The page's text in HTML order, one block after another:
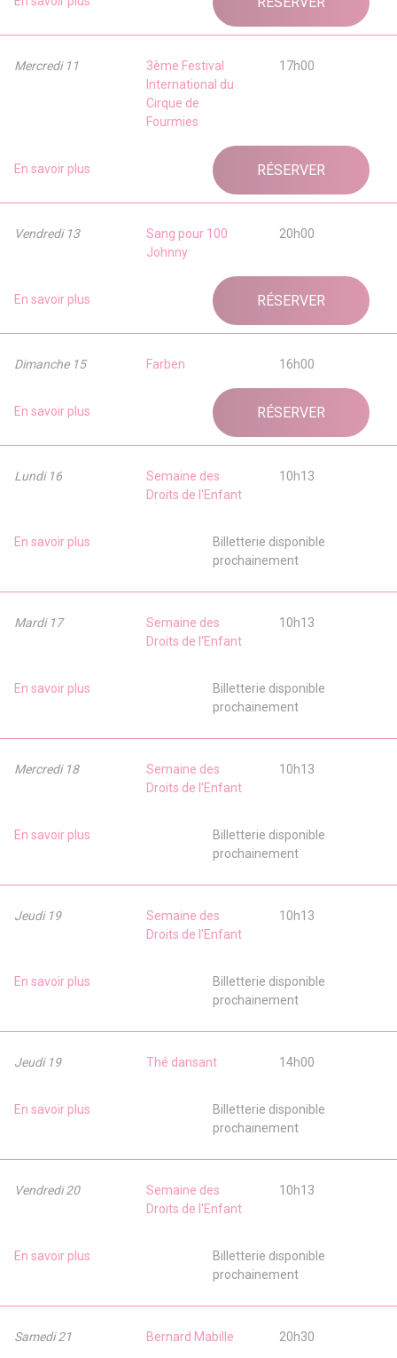
Mercredi 11
3ème Festival
International du
Cirque de
Fourmies
17h00
En savoir plus RÉSERVER
Vendredi 13
Sang pour 100
Johnny
20h00
En savoir plus RÉSERVER
Dimanche 15 Farben 16h00
En savoir plus RÉSERVER
Lundi 16
Semaine des
Droits de l'Enfant
10h13
En savoir plus
Billetterie disponible
prochainement
Mardi 17
Semaine des
Droits de l'Enfant
10h13
En savoir plus
Billetterie disponible
prochainement
Mercredi 18
Semaine des
Droits de l'Enfant
10h13
En savoir plus
Billetterie disponible
prochainement
Jeudi 19
Semaine des
Droits de l'Enfant
10h13
En savoir plus
Billetterie disponible
prochainement
Jeudi 19 Thé dansant 14h00
En savoir plus
Billetterie disponible
prochainement
Vendredi 20
Semaine des
Droits de l'Enfant
10h13
En savoir plus
Billetterie disponible
prochainement
Samedi 21 Bernard Mabille 20h30